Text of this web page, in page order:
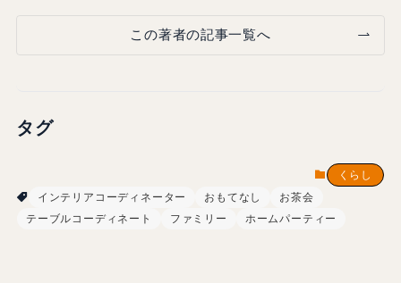
この著者の記事一覧へ
タグ
くらし
インテリアコーディネーター
おもてなし
お茶会
テーブルコーディネート
ファミリー ホームパーティー